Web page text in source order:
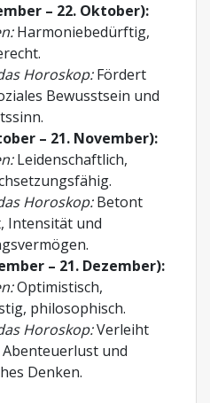
– 22. Oktober):
Harmoniebedürftig,
Horoskop:Fördert
Bewusstsein und
– 21. November):
Leidenschaftlich,
Horoskop:Betont
Intensität und
– 21. Dezember):
Optimistisch,
philosophisch.
Horoskop:Verleiht
und
Denken.